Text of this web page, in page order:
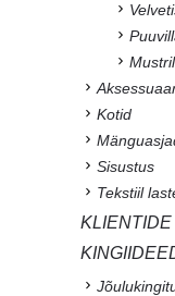
Kotid
Sisustus
Tekstiil